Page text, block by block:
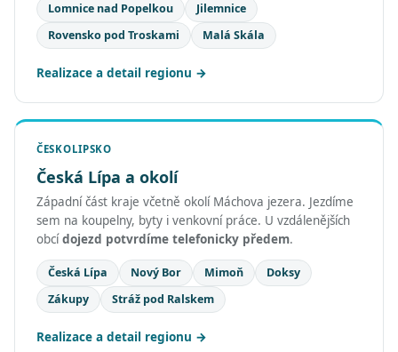
Lomnice nad Popelkou
Jilemnice
Rovensko pod Troskami
Malá Skála
Realizace a detail regionu
ČESKOLIPSKO
Česká Lípa a okolí
Západní část kraje včetně okolí Máchova jezera. Jezdíme
sem na koupelny, byty i venkovní práce. U vzdálenějších
obcídojezd potvrdíme telefonicky předem.
Česká Lípa Nový Bor Mimoň
Doksy
Zákupy
Stráž pod Ralskem
Realizace a detail regionu